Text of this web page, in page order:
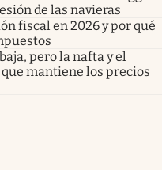
de las navieras
fiscal en 2026 y por qué
pero la nafta y el
mantiene los precios